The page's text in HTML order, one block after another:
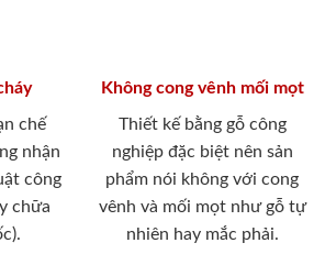
chế
nhận
công
chữa
Không cong vênh mối mọt
Thiết kế bằng gỗ công
nghiệp đặc biệt nên sản
phẩm nói không với cong
vênh và mối mọt như gỗ tự
nhiên hay mắc phải.